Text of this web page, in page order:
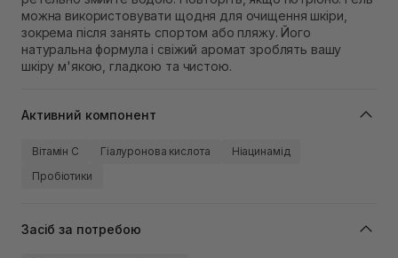
можна використовувати щодня для очищення шкіри,
зокрема після занять спортом або пляжу. Його
натуральна формула і свіжий аромат зроблять вашу
шкіру м'якою, гладкою та чистою.
Активний компонент
Вітамін C Гіалуронова кислота
Ніацинамід
Пробіотики
Засіб за потребою